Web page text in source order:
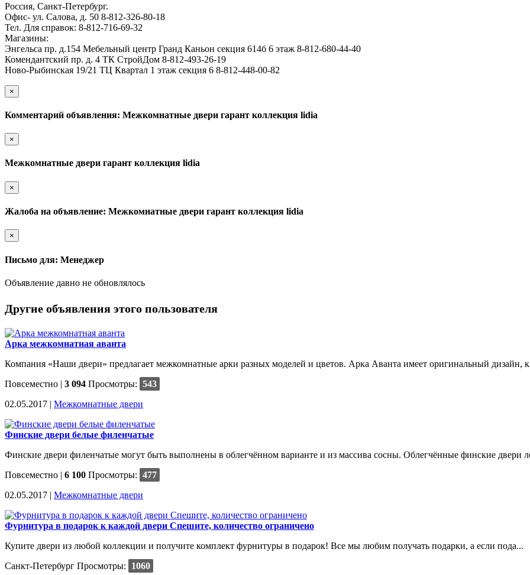
Россия, Санкт-Петербург.
Офис- ул. Салова, д. 50 8-812-326-80-18
Тел. Для справок: 8-812-716-69-32
Магазины:
Энгельса пр. д.154 Мебельный центр Гранд Каньон секция 614б 6 этаж 8-812-680-44-40
Комендантский пр. д. 4 ТК СтройДом 8-812-493-26-19
Ново-Рыбинская 19/21 ТЦ Квартал 1 этаж секция 6 8-812-448-00-82
×
Комментарий объявления: Межкомнатные двери гарант коллекция lidia
×
Межкомнатные двери гарант коллекция lidia
×
Жалоба на объявление: Межкомнатные двери гарант коллекция lidia
×
Письмо для: Менеджер
Объявление давно не обновлялось
Другие объявления этого пользователя
Арка межкомнатная аванта
Компания «Наши двери» предлагает межкомнатные арки разных моделей и цветов. Арка Аванта имеет оригинальный дизайн,
Повсеместно | 3 094 Просмотры: 543
02.05.2017 | Межкомнатные двери
Финские двери белые филенчатые
Финские двери филенчатые могут быть выполнены в облегчённом варианте и из массива сосны. Облегчённые финские двери
Повсеместно | 6 100 Просмотры: 477
02.05.2017 | Межкомнатные двери
Фурнитура в подарок к каждой двери Спешите, количество ограничено
Купите двери из любой коллекции и получите комплект фурнитуры в подарок! Все мы любим получать подарки, а если пода...
Санкт-Петербург Просмотры:
1060